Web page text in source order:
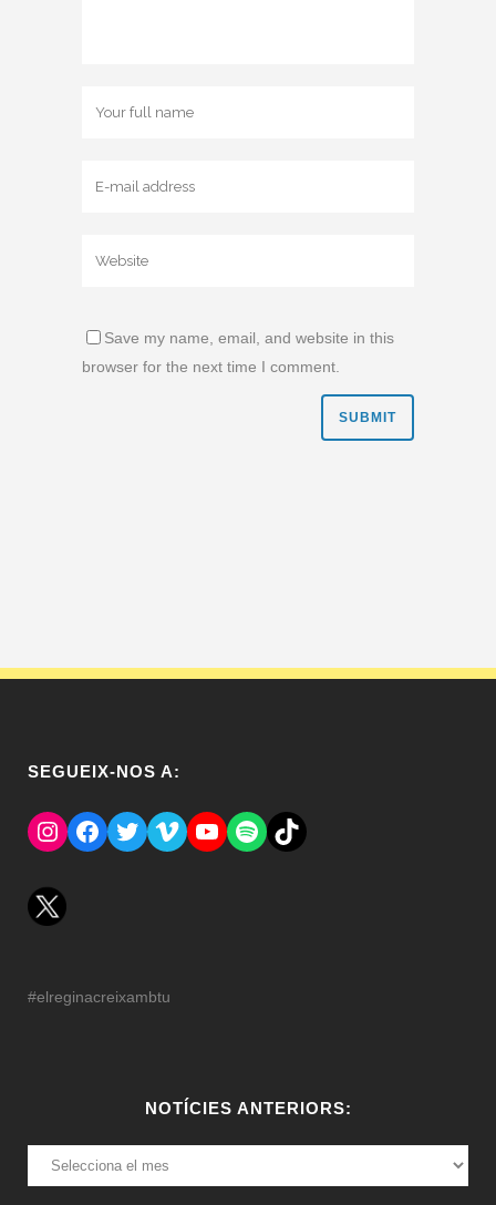
Save my name, email, and website in this
browser for the next time I comment.
SEGUEIX-NOS A:
Instagram
Facebook
TwitterVimeoYouTube
SpotifyEl Tik Tok del Regina.
#elreginacreixambtu
NOTÍCIES ANTERIORS:
NOTÍCIES
ANTERIORS: